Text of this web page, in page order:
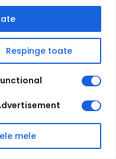
Respinge toate
mele
curier